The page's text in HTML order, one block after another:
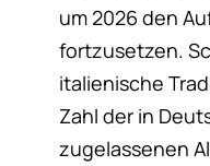
um 2026 den
fortzusetzen.
italienische
Zahl der in
zugelassenen